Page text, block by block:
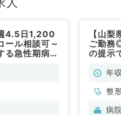
4.5日1,200
ル相談可～
る急性期病院
【山
ご勤
の提示
お持年
整
病